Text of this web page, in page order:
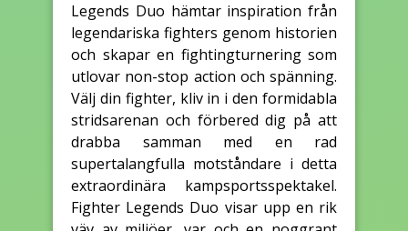
Legends Duo hämtar inspiration från
legendariska fighters genom historien
och skapar en fightingturnering som
utlovar non-stop action och spänning.
Välj din fighter, kliv in i den formidabla
stridsarenan och förbered dig på att
drabba samman med en rad
supertalangfulla motståndare i detta
extraordinära kampsportsspektakel.
Fighter Legends Duo visar upp en rik